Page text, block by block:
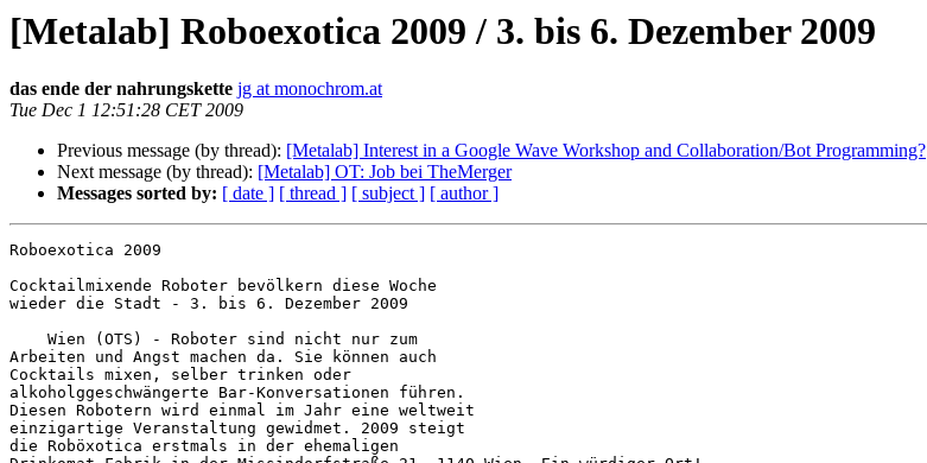
[Metalab] Roboexotica 2009 / 3. bis 6. Dezember 2009
das ende der nahrungskette jg at monochrom.at
Tue Dec 1 12:51:28 CET 2009
Previous message (by thread): [Metalab] Interest in a Google Wave Workshop and Collaboration/Bot Programming?
Next message (by thread): [Metalab] OT: Job bei TheMerger
Messages sorted by: [ date ] [ thread ] [ subject ] [ author ]
Roboexotica 2009
Cocktailmixende Roboter bevölkern diese Woche
wieder die Stadt - 3. bis 6. Dezember 2009
Arbeiten und Angst machen da. Sie können auch
Cocktails mixen, selber trinken oder
alkoholggeschwängerte Bar-Konversationen führen.
Diesen Robotern wird einmal im Jahr eine weltweit
einzigartige Veranstaltung gewidmet. 2009 steigt
die Roböxotica erstmals in der ehemaligen